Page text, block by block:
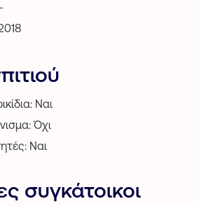
Ναι
Όχι
Ναι
συγκάτοικοι